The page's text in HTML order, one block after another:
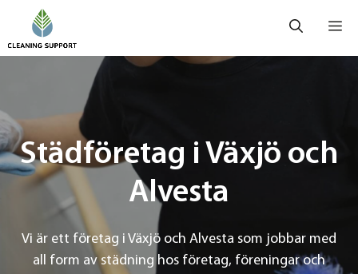
Hoppa
innehåll
Städföretag i Växjö och
Alvesta
Vi är ett företag i Växjö och Alvesta som jobbar med
all form av städning hos företag, föreningar och